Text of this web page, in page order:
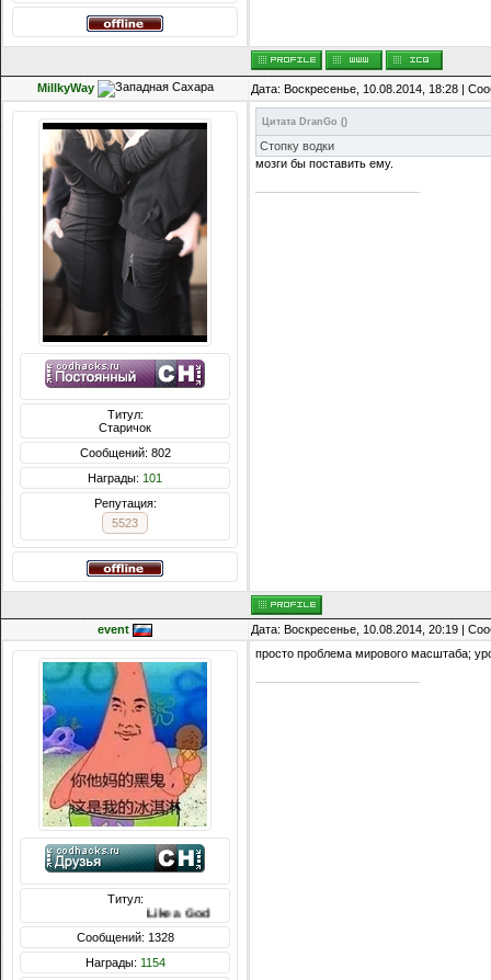
MillkyWay Дата: Воскресенье, 10.08.2014, 18:28 |
Титул:
Старичок
Сообщений: 802
Награды: 101
Репутация:
5523
Цитата DranGo ()
Стопку водки
мозги бы поставить ему.
event Дата: Воскресенье, 10.08.2014, 20:19 |
Титул:
Сообщений: 1328
Награды: 1154
просто проблема мирового масштаба;